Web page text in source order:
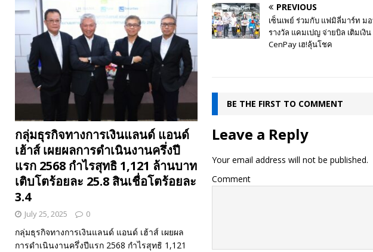
PREVIOUS
เซ็นเพย์ ร่วมกับ แฟมิลี่มาร์ท ม
รางวัล แคมเปญ จ่ายบิล เติมเงิน
CenPay เฮ!ลุ้นโชค
BE THE FIRST TO COMMENT
Leave a Reply
Your email address will not be published.
Comment
กลุ่มธุรกิจทางการเงินแลนด์ แอนด์
เฮ้าส์ เผยผลการดำเนินงานครึ่งปี
แรก 2568 กำไรสุทธิ 1,121 ล้านบาท
เติบโตร้อยละ 25.8 สินเชื่อโตร้อยละ
3.4
July 25, 2025 0
กลุ่มธุรกิจทางการเงินแลนด์ แอนด์ เฮ้าส์ เผยผล
การดำเนินงานครึ่งปีแรก 2568 กำไรสุทธิ 1,121